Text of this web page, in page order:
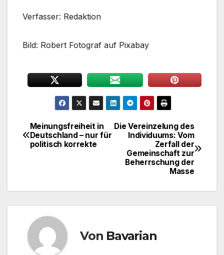
Verfasser: Redaktion
Bild: Robert Fotograf auf Pixabay
Beitragsnavigation
Die Vereinzelung des
Individuums: Vom
Zerfall der
Gemeinschaft zur
Beherrschung der
Masse
Meinungsfreiheit in
Deutschland – nur für
politisch korrekte
Von Bavarian